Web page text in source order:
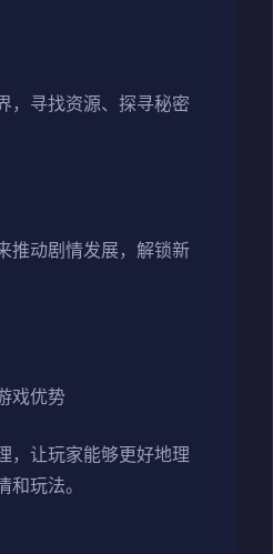
，寻找资源、探寻秘密
推动剧情发展，解锁新
戏优势
，让玩家能够更好地理
和玩法。